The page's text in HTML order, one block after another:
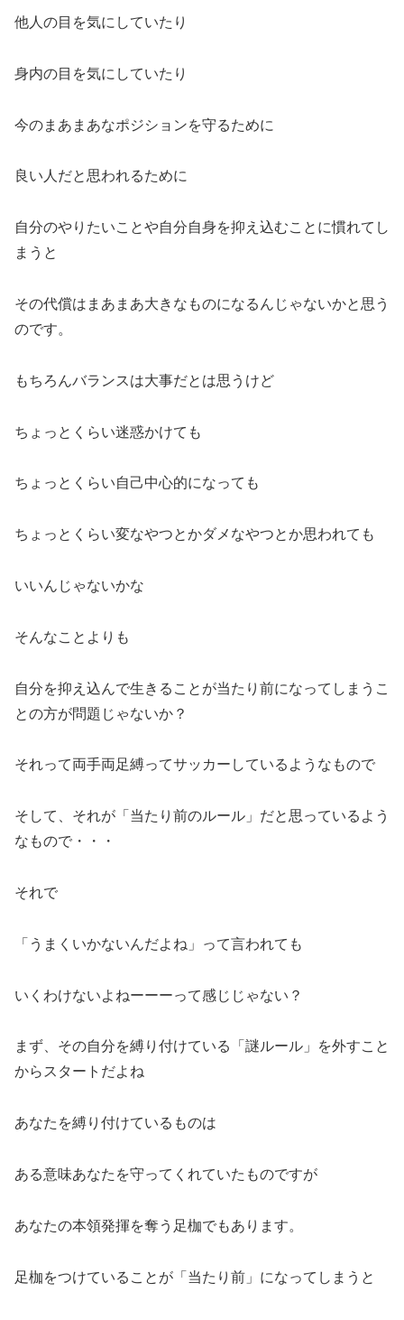
他人の目を気にしていたり
身内の目を気にしていたり
今のまあまあなポジションを守るために
良い人だと思われるために
自分のやりたいことや自分自身を抑え込むことに慣れてし
まうと
その代償はまあまあ大きなものになるんじゃないかと思う
のです。
もちろんバランスは大事だとは思うけど
ちょっとくらい迷惑かけても
ちょっとくらい自己中心的になっても
ちょっとくらい変なやつとかダメなやつとか思われても
いいんじゃないかな
そんなことよりも
自分を抑え込んで生きることが当たり前になってしまうこ
との方が問題じゃないか？
それって両手両足縛ってサッカーしているようなもので
そして、それが「当たり前のルール」だと思っているよう
なもので・・・
それで
「うまくいかないんだよね」って言われても
いくわけないよねーーーって感じじゃない？
まず、その自分を縛り付けている「謎ルール」を外すこと
からスタートだよね
あなたを縛り付けているものは
ある意味あなたを守ってくれていたものですが
あなたの本領発揮を奪う足枷でもあります。
足枷をつけていることが「当たり前」になってしまうと